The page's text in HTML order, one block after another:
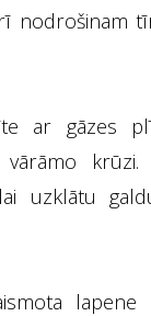
nodrošinam
ar gāzes
uzklātu
lapene